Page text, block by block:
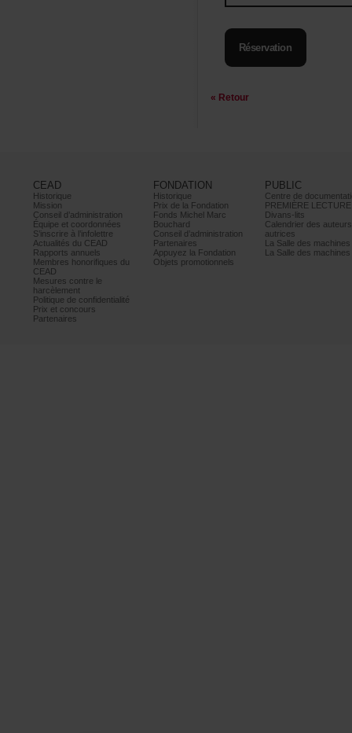
Réservation
«Retour
CEAD
Historique
Mission
Conseild’administration
Équipeetcoordonnées
S’inscrireàl’infolettre
ActualitésduCEAD
Rapportsannuels
Membreshonorifiquesdu
CEAD
Mesurescontrele
harcèlement
Politiquedeconfidentialité
Prixetconcours
Partenaires
FONDATION
Historique
PrixdelaFondation
FondsMichelMarc
Bouchard
Conseild’administration
Partenaires
AppuyezlaFondation
Objetspromotionnels
PUBLIC
PREMIÈRELECTURE
Divans-lits
autrices